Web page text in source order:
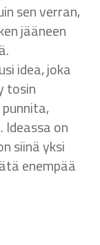
sen verran,
jääneen
idea, joka
tosin
Ideassa on
siinä yksi
enempää